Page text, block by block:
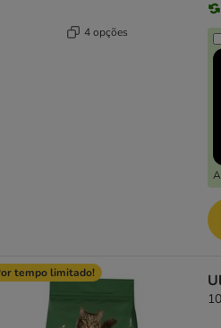
4 opções
tempo limitado!